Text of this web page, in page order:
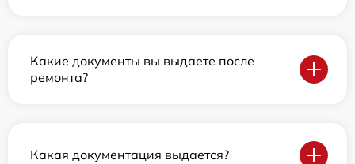
Какие документы вы выдаете после
ремонта?
Какая документация выдается?